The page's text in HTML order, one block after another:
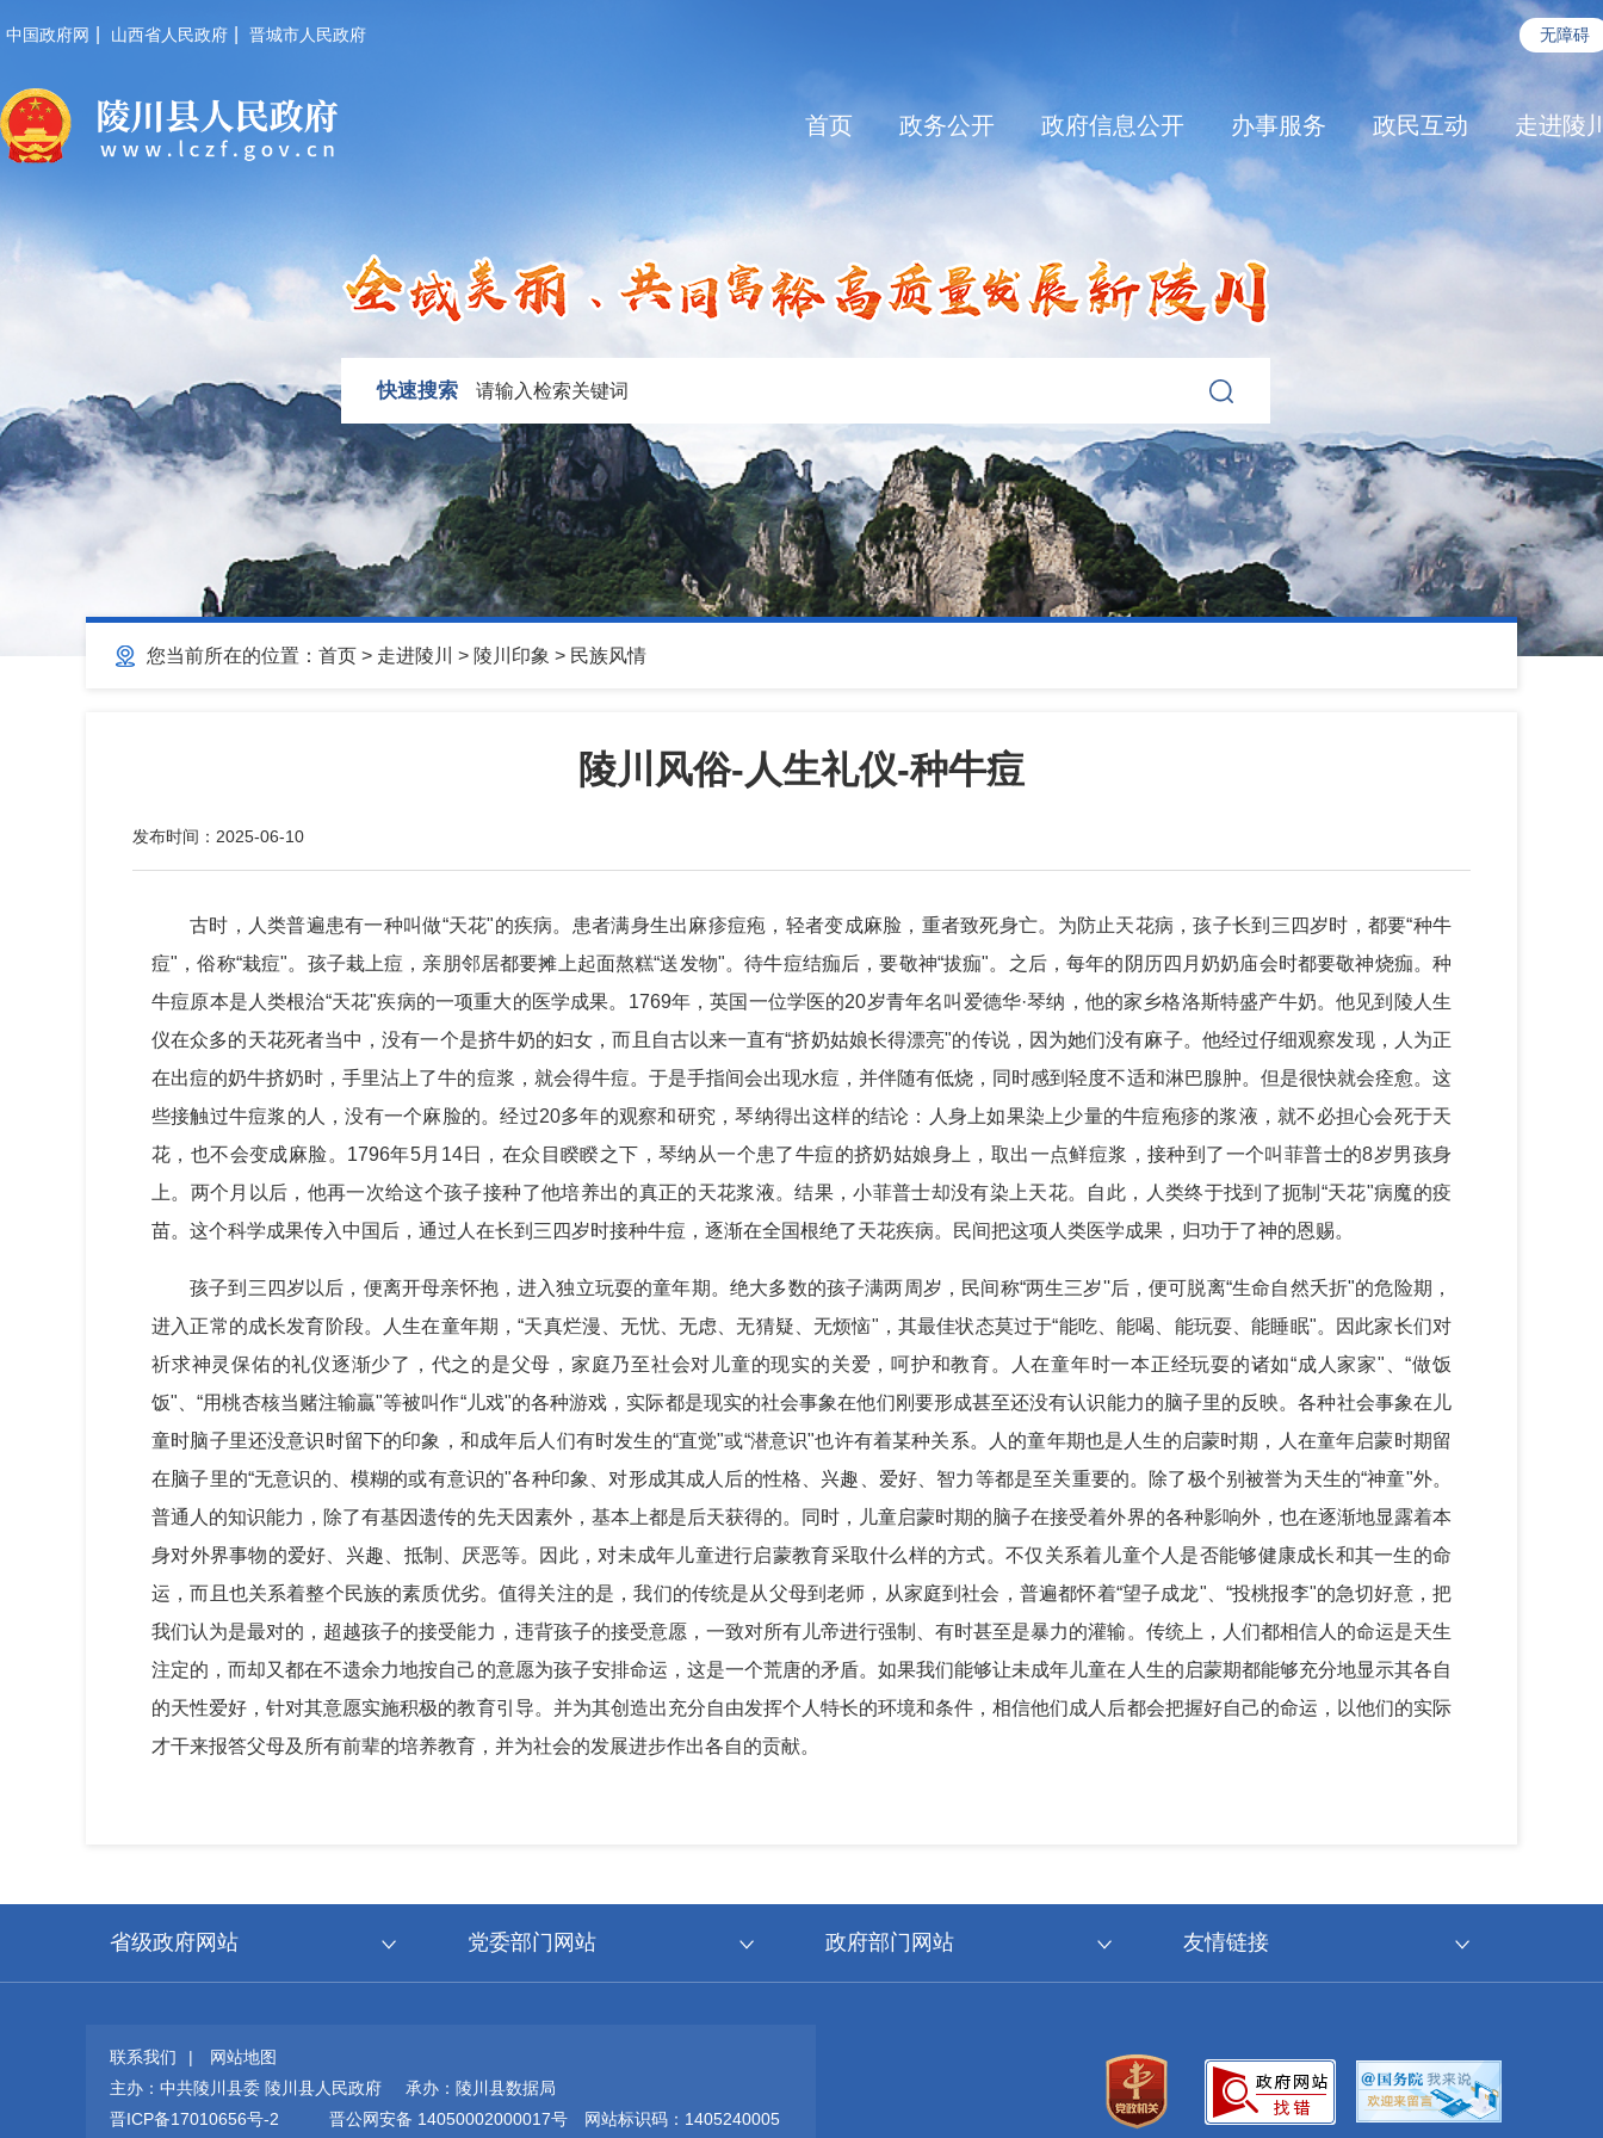
中国政府网 山西省人民政府 晋城市人民政府 无障碍
首页 政务公开 政府信息公开 办事服务 政民互动 走进陵
快速搜索
您当前所在的位置： 首页 > 走进陵川 > 陵川印象 > 民族风情
陵川风俗-人生礼仪-种牛痘
发布时间： 2025-06-10
古时，人类普遍患有一种叫做“天花"的疾病。患者满身生出麻疹痘疱，轻者变成麻脸，重者致死身亡。为防止天花病，孩子长到三四岁时，都要“种牛
痘"，俗称“栽痘"。孩子栽上痘，亲朋邻居都要摊上起面熬糕“送发物"。待牛痘结痂后，要敬神“拔痂"。之后，每年的阴历四月奶奶庙会时都要敬神烧痂。种
牛痘原本是人类根治“天花"疾病的一项重大的医学成果。1769年，英国一位学医的20岁青年名叫爱德华·琴纳，他的家乡格洛斯特盛产牛奶。他见到陵人生
仪在众多的天花死者当中，没有一个是挤牛奶的妇女，而且自古以来一直有“挤奶姑娘长得漂亮"的传说，因为她们没有麻子。他经过仔细观察发现，人为正
在出痘的奶牛挤奶时，手里沾上了牛的痘浆，就会得牛痘。于是手指间会出现水痘，并伴随有低烧，同时感到轻度不适和淋巴腺肿。但是很快就会痊愈。这
些接触过牛痘浆的人，没有一个麻脸的。经过20多年的观察和研究，琴纳得出这样的结论：人身上如果染上少量的牛痘疱疹的浆液，就不必担心会死于天
花，也不会变成麻脸。1796年5月14日，在众目睽睽之下，琴纳从一个患了牛痘的挤奶姑娘身上，取出一点鲜痘浆，接种到了一个叫菲普士的8岁男孩身
上。两个月以后，他再一次给这个孩子接种了他培养出的真正的天花浆液。结果，小菲普士却没有染上天花。自此，人类终于找到了扼制“天花"病魔的疫
苗。这个科学成果传入中国后，通过人在长到三四岁时接种牛痘，逐渐在全国根绝了天花疾病。民间把这项人类医学成果，归功于了神的恩赐。
孩子到三四岁以后，便离开母亲怀抱，进入独立玩耍的童年期。绝大多数的孩子满两周岁，民间称“两生三岁''后，便可脱离“生命自然夭折"的危险期，
进入正常的成长发育阶段。人生在童年期，“天真烂漫、无忧、无虑、无猜疑、无烦恼"，其最佳状态莫过于“能吃、能喝、能玩耍、能睡眠"。因此家长们对
祈求神灵保佑的礼仪逐渐少了，代之的是父母，家庭乃至社会对儿童的现实的关爱，呵护和教育。人在童年时一本正经玩耍的诸如“成人家家"、“做饭
饭"、“用桃杏核当赌注输贏"等被叫作“儿戏"的各种游戏，实际都是现实的社会事象在他们刚要形成甚至还没有认识能力的脑子里的反映。各种社会事象在儿
童时脑子里还没意识时留下的印象，和成年后人们有时发生的“直觉"或“潜意识"也许有着某种关系。人的童年期也是人生的启蒙时期，人在童年启蒙时期留
在脑子里的“无意识的、模糊的或有意识的"各种印象、对形成其成人后的性格、兴趣、爱好、智力等都是至关重要的。除了极个别被誉为天生的“神童"外。
普通人的知识能力，除了有基因遗传的先天因素外，基本上都是后天获得的。同时，儿童启蒙时期的脑子在接受着外界的各种影响外，也在逐渐地显露着本
身对外界事物的爱好、兴趣、抵制、厌恶等。因此，对未成年儿童进行启蒙教育采取什么样的方式。不仅关系着儿童个人是否能够健康成长和其一生的命
运，而且也关系着整个民族的素质优劣。值得关注的是，我们的传统是从父母到老师，从家庭到社会，普遍都怀着“望子成龙"、“投桃报李"的急切好意，把
我们认为是最对的，超越孩子的接受能力，违背孩子的接受意愿，一致对所有儿帝进行强制、有时甚至是暴力的灌输。传统上，人们都相信人的命运是天生
注定的，而却又都在不遗余力地按自己的意愿为孩子安排命运，这是一个荒唐的矛盾。如果我们能够让未成年儿童在人生的启蒙期都能够充分地显示其各自
的天性爱好，针对其意愿实施积极的教育引导。并为其创造出充分自由发挥个人特长的环境和条件，相信他们成人后都会把握好自己的命运，以他们的实际
才干来报答父母及所有前辈的培养教育，并为社会的发展进步作出各自的贡献。
省级政府网站 党委部门网站 政府部门网站 友情链接
联系我们 |
网站地图
主办：中共陵川县委 陵川县人民政府 承办：陵川县数据局
晋ICP备17010656号-2
晋公网安备 14050002000017号 网站标识码：1405240005